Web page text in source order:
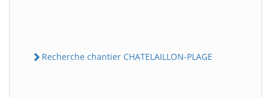
Recherche chantier CHATELAILLON-PLAGE